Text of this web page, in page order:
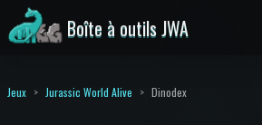
Boîte à outils JWA
Jeux Jurassic World Alive Dinodex